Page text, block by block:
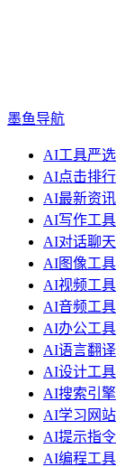
墨鱼导航
AI工具严选
AI点击排行
AI最新资讯
AI写作工具
AI对话聊天
AI图像工具
AI视频工具
AI音频工具
AI办公工具
AI语言翻译
AI设计工具
AI搜索引擎
AI学习网站
AI提示指令
AI编程工具